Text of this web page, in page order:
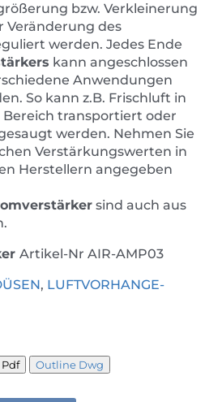
bzw. Verkleinerung
Veränderung des
werden. Jedes Ende
kann angeschlossen
Anwendungen
So kann z.B. Frischluft in
transportiert oder
werden. Nehmen Sie
Verstärkungswerten in
Herstellern angegeben
sind auch aus
Artikel-NrAIR-AMP03
, LUFTVORHANGE-
Outline Dwg